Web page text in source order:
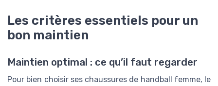
Les critères essentiels pour un
bon maintien
Maintien optimal : ce qu’il faut regarder
Pour bien choisir ses chaussures de handball femme, le